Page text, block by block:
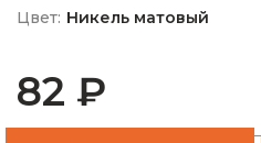
Цвет: Никель матовый
82 ₽